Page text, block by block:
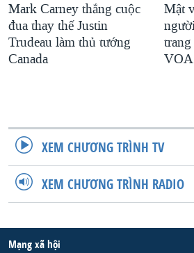
Mark Carney thắng cuộc
đua thay thế Justin
Trudeau làm thủ tướng
Canada
Mật
VOA
XEM CHƯƠNG TRÌNH TV
XEM CHƯƠNG TRÌNH RADIO
Mạng xã hội